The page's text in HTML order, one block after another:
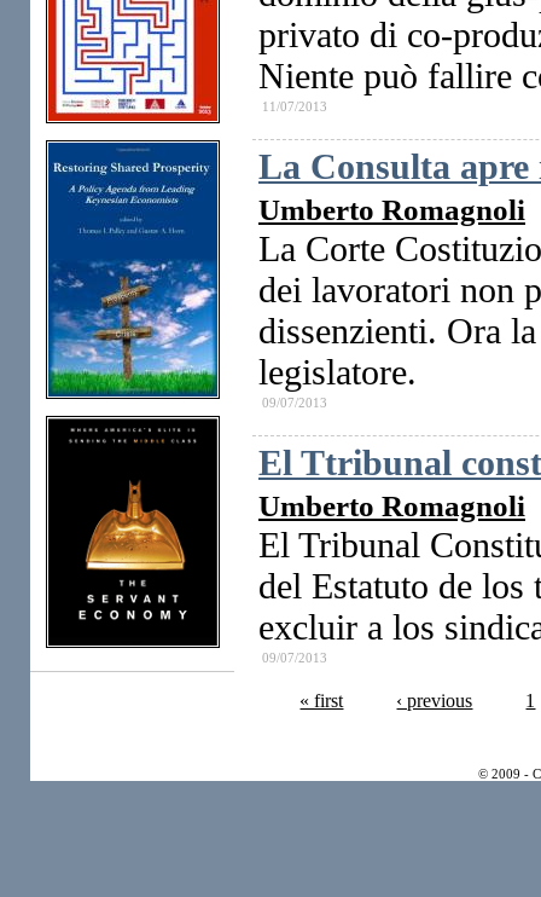
privato di co-
Niente può fallire
11/07/2013
La Consulta
Umberto Romagnoli
La Corte
dei lavoratori non
dissenzienti. Ora
legislatore.
09/07/2013
El Ttribunal
Umberto Romagnoli
El Tribunal
del Estatuto de los
excluir a los
09/07/2013
« first ‹ previous 1
© 2009 -